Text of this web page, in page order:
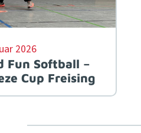
2026
Fun Softball –
Cup Freising